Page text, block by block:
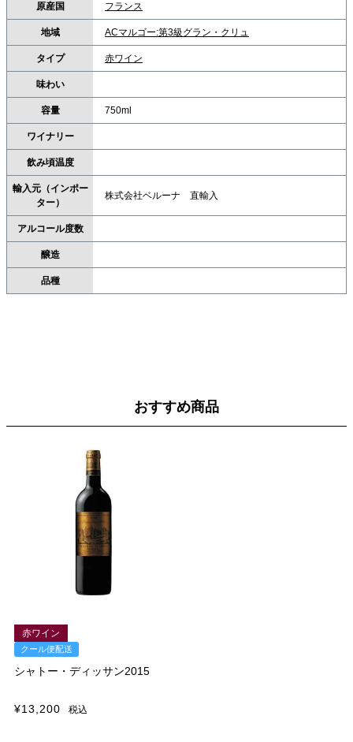
原産国 フランス
地域 ACマルゴー:第3級グラン・クリュ
タイプ 赤ワイン
味わい
容量 750ml
ワイナリー
飲み頃温度
輸入元（インポー
ター）
株式会社ベルーナ 直輸入
アルコール度数
醸造
品種
おすすめ商品
赤ワイン
クール便配送
シャトー・ディッサン2015
¥13,200 税込